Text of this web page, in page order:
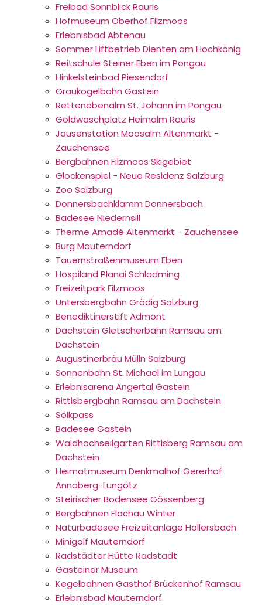
Freibad Sonnblick Rauris
Hofmuseum Oberhof Filzmoos
Erlebnisbad Abtenau
Sommer Liftbetrieb Dienten am Hochkönig
Reitschule Steiner Eben im Pongau
Hinkelsteinbad Piesendorf
Graukogelbahn Gastein
Rettenebenalm St. Johann im Pongau
Goldwaschplatz Heimalm Rauris
Jausenstation Moosalm Altenmarkt -
Zauchensee
Bergbahnen Filzmoos Skigebiet
Glockenspiel - Neue Residenz Salzburg
Zoo Salzburg
Donnersbachklamm Donnersbach
Badesee Niedernsill
Therme Amadé Altenmarkt - Zauchensee
Burg Mauterndorf
Tauernstraßenmuseum Eben
Hospiland Planai Schladming
Freizeitpark Filzmoos
Untersbergbahn Grödig Salzburg
Benediktinerstift Admont
Dachstein Gletscherbahn Ramsau am
Dachstein
Augustinerbräu Mülln Salzburg
Sonnenbahn St. Michael im Lungau
Erlebnisarena Angertal Gastein
Rittisbergbahn Ramsau am Dachstein
Sölkpass
Badesee Gastein
Waldhochseilgarten Rittisberg Ramsau am
Dachstein
Heimatmuseum Denkmalhof Gererhof
Annaberg-Lungötz
Steirischer Bodensee Gössenberg
Bergbahnen Flachau Winter
Naturbadesee Freizeitanlage Hollersbach
Minigolf Mauterndorf
Radstädter Hütte Radstadt
Gasteiner Museum
Kegelbahnen Gasthof Brückenhof Ramsau
Erlebnisbad Mauterndorf